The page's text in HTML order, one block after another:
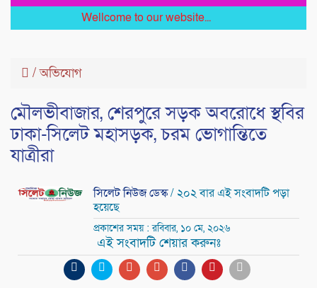
Wellcome to our website...
/অভিযোগ
মৌলভীবাজার, শেরপুরে সড়ক অবরোধে স্থবির
ঢাকা-সিলেট মহাসড়ক, চরম ভোগান্তিতে
যাত্রীরা
সিলেট নিউজ ডেস্ক/ ২০২ বার এই সংবাদটি পড়া
হয়েছে
প্রকাশের সময় : রবিবার, ১০ মে, ২০২৬
এই সংবাদটি শেয়ার করুনঃ